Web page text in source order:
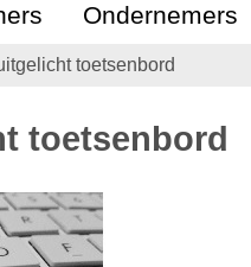
Ondernemers
toetsenbord
toetsenbord